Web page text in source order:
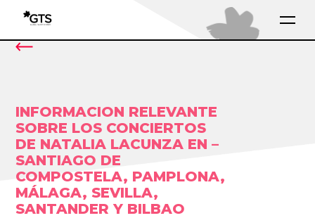
INFORMACION RELEVANTE
SOBRE LOS CONCIERTOS
DE NATALIA LACUNZA EN –
SANTIAGO DE
COMPOSTELA, PAMPLONA,
MÁLAGA, SEVILLA,
SANTANDER Y BILBAO